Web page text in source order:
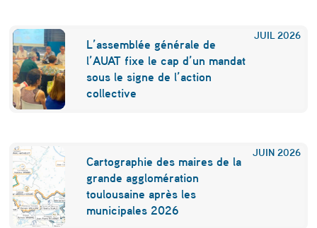
o
n
i
e
d
e
s
c
e
JUIL 2026
L’assemblée générale de
l’AUAT fixe le cap d’un mandat
sous le signe de l’action
collective
JUIN 2026
Cartographie des maires de la
grande agglomération
toulousaine après les
municipales 2026